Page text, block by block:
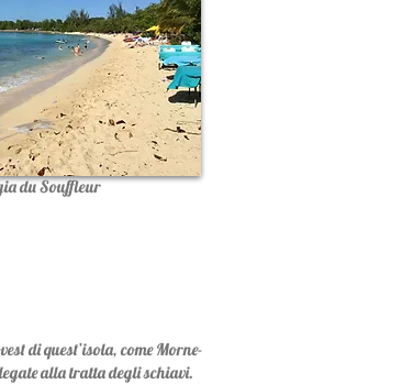
du Souffleur
di quest’isola, come Morne-
alla tratta degli schiavi.